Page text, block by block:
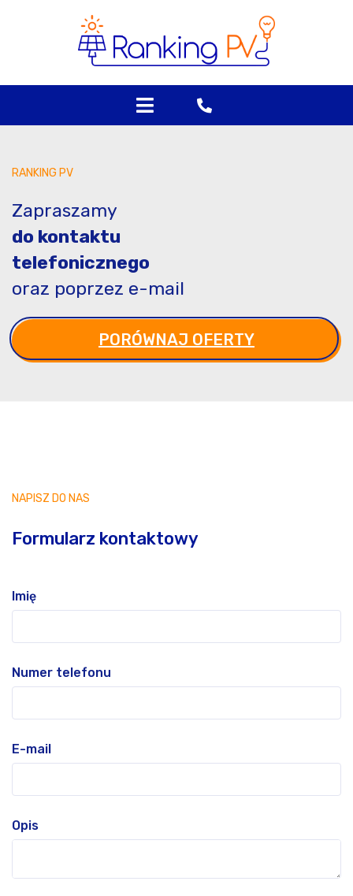
RANKING PV
Zapraszamy
do kontaktu
telefonicznego
oraz poprzez e-mail
PORÓWNAJ OFERTY
NAPISZ DO NAS
Formularz kontaktowy
Imię
Numer telefonu
E-mail
Opis